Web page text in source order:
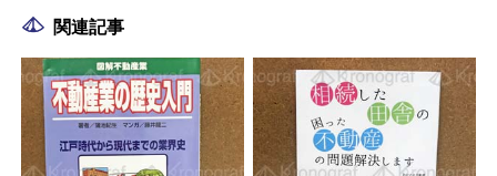
関連記事